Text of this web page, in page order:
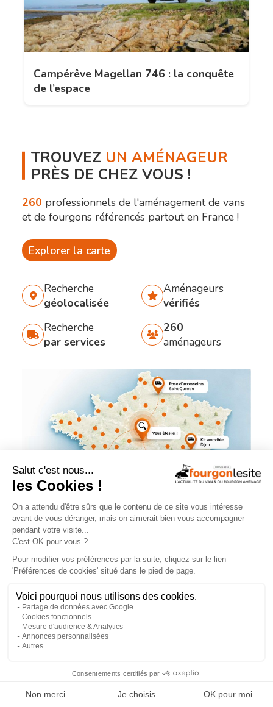
Campérêve Magellan 746 : la conquête
de l’espace
TROUVEZ UN AMÉNAGEUR
PRÈS DE CHEZ VOUS !
260 professionnels de l'aménagement de vans
et de fourgons référencés partout en France !
Explorer la carte
Recherche
géolocalisée
Aménageurs
vérifiés
Recherche
par services
260
aménageurs
NOS ÉVÉNEMENTS